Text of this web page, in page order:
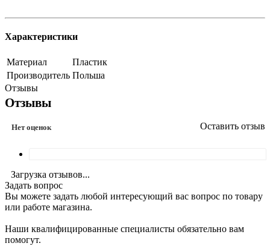
Характеристики
Материал
Пластик
Производитель Польша
Отзывы
Отзывы
Нет оценок Оставить отзыв
Загрузка отзывов...
Задать вопрос
Вы можете задать любой интересующий вас вопрос по товару
или работе магазина.
Наши квалифицированные специалисты обязательно вам
помогут.